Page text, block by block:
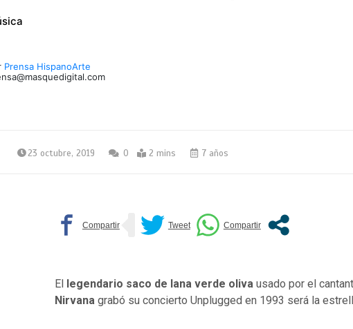
Prensa HispanoArte
23 octubre, 2019 0 2 mins 7 años
El legendario saco de lana verde olivausado por el
Nirvanagrabó su concierto Unplugged en 1993 será la